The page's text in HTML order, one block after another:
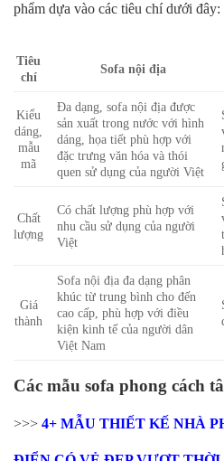
phẩm dựa vào các tiêu chí dưới đây:
Tiêu
chí
Sofa nội địa
Kiểu
dáng,
mẫu
mã
Đa dạng, sofa nội địa được
sản xuất trong nước với hình
dáng, họa tiết phù hợp với
đặc trưng văn hóa và thói
quen sử dụng của người Việt
Chất
lượng
Có chất lượng phù hợp với
nhu cầu sử dụng của người
Việt
Giá
thành
Sofa nội địa đa dạng phân
khúc từ trung bình cho đến
cao cấp, phù hợp với điều
kiện kinh tế của người dân
Việt Nam
Các mẫu sofa phong cách
>>> 4+ MẪU THIẾT KẾ NHÀ